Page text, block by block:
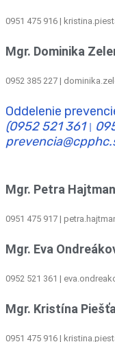
0951 475 916 |
Mgr. Dominika
0952 385 227 |
Oddelenie
(0952 521 361
Mgr. Petra
0951 475 917 |
Mgr. Eva
0952 521 361 |
Mgr. Kristína
0951 475 916 |